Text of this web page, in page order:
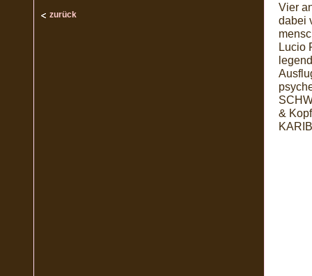
zurück
Vier
dabei
Lucio
&